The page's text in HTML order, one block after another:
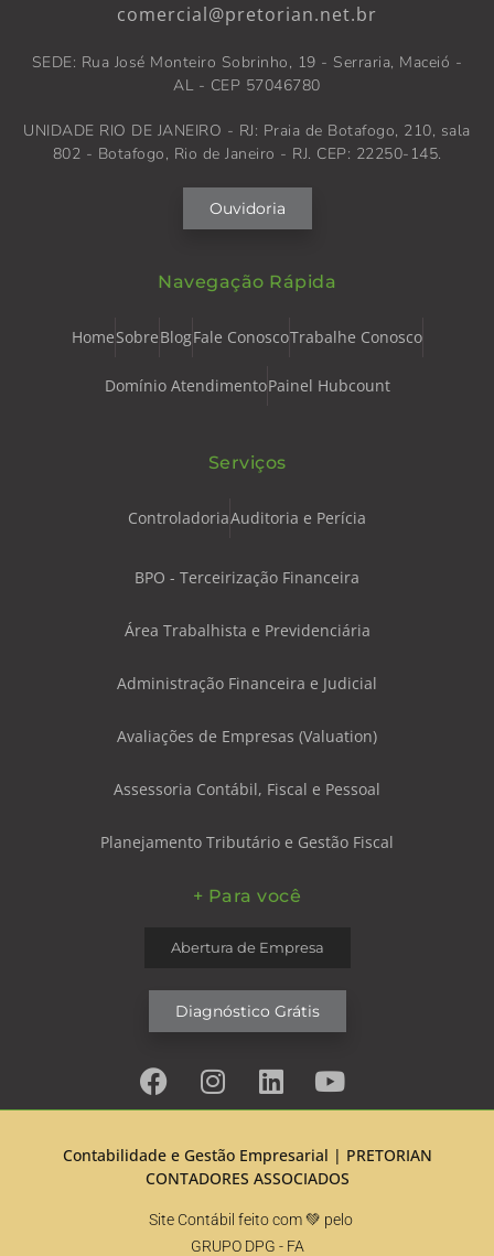
comercial@pretorian.net.br
SEDE: Rua José Monteiro Sobrinho, 19 - Serraria, Maceió -
AL - CEP 57046780
UNIDADE RIO DE JANEIRO - RJ: Praia de Botafogo, 210, sala
802 - Botafogo, Rio de Janeiro - RJ. CEP: 22250-145.
Ouvidoria
Navegação Rápida
HomeSobreBlogFale ConoscoTrabalhe Conosco
Domínio AtendimentoPainel Hubcount
Serviços
ControladoriaAuditoria e Perícia
BPO - Terceirização Financeira
Área Trabalhista e Previdenciária
Administração Financeira e Judicial
Avaliações de Empresas (Valuation)
Assessoria Contábil, Fiscal e Pessoal
Planejamento Tributário e Gestão Fiscal
+ Para você
Abertura de Empresa
Diagnóstico Grátis
Contabilidade e Gestão Empresarial | PRETORIAN
CONTADORES ASSOCIADOS
Site Contábil feito com 💚 pelo
GRUPO DPG - FA